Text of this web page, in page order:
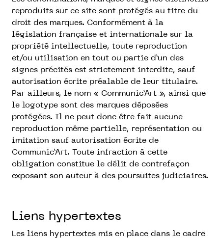
reproduits sur ce site sont protégés au titre du
droit des marques. Conformément à la
législation française et internationale sur la
propriété intellectuelle, toute reproduction
et/ou utilisation en tout ou partie d’un des
signes précités est strictement interdite, sauf
autorisation écrite préalable de leur titulaire.
Par ailleurs, le nom « Communic’Art », ainsi que
le logotype sont des marques déposées
protégées. Il ne peut donc être fait aucune
reproduction même partielle, représentation ou
imitation sauf autorisation écrite de
Communic’Art. Toute infraction à cette
obligation constitue le délit de contrefaçon
exposant son auteur à des poursuites judiciaires.
Liens hypertextes
Les liens hypertextes mis en place dans le cadre